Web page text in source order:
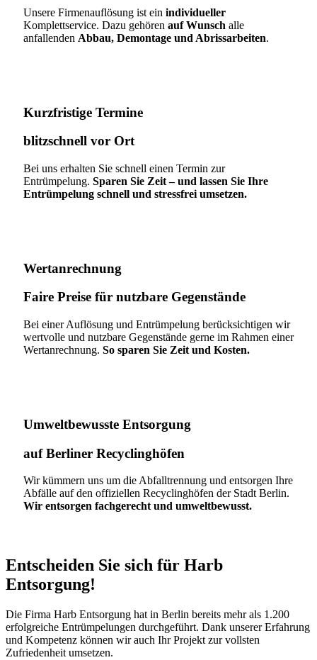
Unsere Firmenauflösung ist ein individueller
Komplettservice. Dazu gehören auf Wunsch alle
anfallenden Abbau, Demontage und Abrissarbeiten.
Kurzfristige Termine​
blitzschnell vor Ort
Bei uns erhalten Sie schnell einen Termin zur
Entrümpelung. Sparen Sie Zeit – und lassen Sie Ihre
Entrümpelung schnell und stressfrei umsetzen.
Wertanrechnung
Faire Preise für nutzbare Gegenstände
Bei einer Auflösung und Entrümpelung berücksichtigen wir
wertvolle und nutzbare Gegenstände gerne im Rahmen einer
Wertanrechnung. So sparen Sie Zeit und Kosten.
Umweltbewusste Entsorgung
auf Berliner Recyclinghöfen​
Wir kümmern uns um die Abfalltrennung und entsorgen Ihre
Abfälle auf den offiziellen Recyclinghöfen der Stadt Berlin.
Wir entsorgen fachgerecht und umweltbewusst.
Entscheiden Sie sich für Harb
Entsorgung!​
Die Firma Harb Entsorgung hat in Berlin bereits mehr als 1.200
erfolgreiche Entrümpelungen durchgeführt. Dank unserer Erfahrung
und Kompetenz können wir auch Ihr Projekt zur vollsten
Zufriedenheit umsetzen.